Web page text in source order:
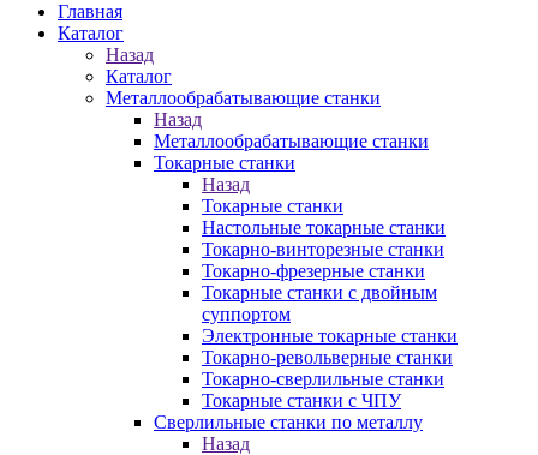
Главная
Каталог
Назад
Каталог
Металлообрабатывающие станки
Назад
Металлообрабатывающие станки
Токарные станки
Назад
Токарные станки
Настольные токарные станки
Токарно-винторезные станки
Токарно-фрезерные станки
Токарные станки с двойным
суппортом
Электронные токарные станки
Токарно-револьверные станки
Токарно-сверлильные станки
Токарные станки с ЧПУ
Сверлильные станки по металлу
Назад